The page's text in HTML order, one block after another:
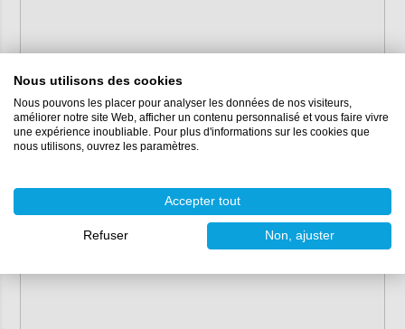
Nous utilisons des cookies
Nous pouvons les placer pour analyser les données de nos visiteurs,
améliorer notre site Web, afficher un contenu personnalisé et vous faire vivre
une expérience inoubliable. Pour plus d'informations sur les cookies que
nous utilisons, ouvrez les paramètres.
Accepter tout
Refuser Non, ajuster